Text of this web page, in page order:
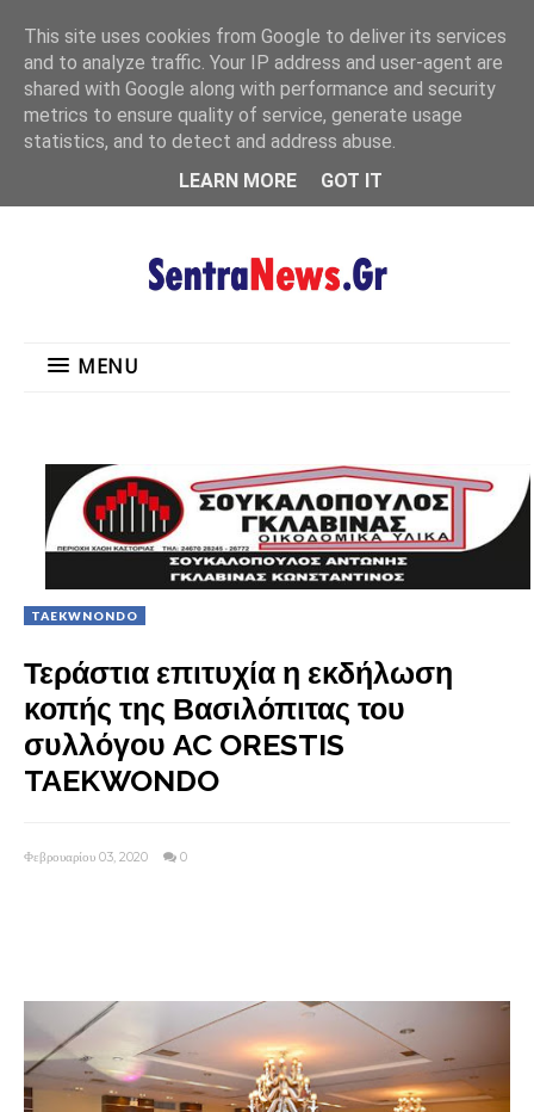
MENU
MENU
TAEKWNONDO
Τεράστια επιτυχία η εκδήλωση
κοπής της Βασιλόπιτας του
συλλόγου AC ORESTIS
TAEKWONDO
Φεβρουαρίου 03, 2020 0
This site uses cookies from Google to deliver its services
and to analyze traffic. Your IP address and user-agent are
shared with Google along with performance and security
metrics to ensure quality of service, generate usage
statistics, and to detect and address abuse.
LEARN MORE
GOT IT